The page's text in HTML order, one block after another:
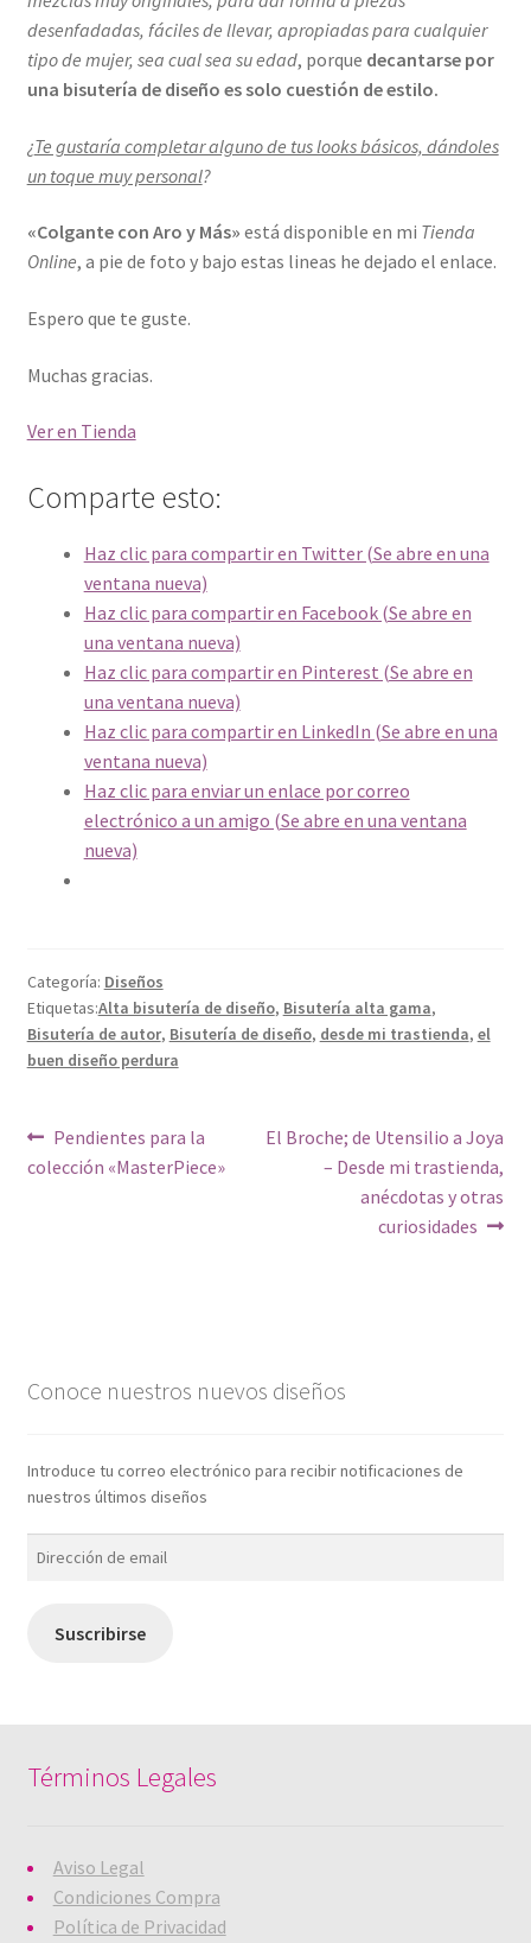
desenfadadas, fáciles de llevar, apropiadas para cualquier
tipo de mujer, sea cual sea su edad, porque decantarse por
una bisutería de diseño es solo cuestión de estilo.
¿Te gustaría completar alguno de tus looks básicos, dándoles
un toque muy personal?
«Colgante con Aro y Más» está disponible en mi Tienda
Online, a pie de foto y bajo estas lineas he dejado el enlace.
Espero que te guste.
Muchas gracias.
Ver en Tienda
Comparte esto:
Haz clic para compartir en Twitter (Se abre en una
ventana nueva)
Haz clic para compartir en Facebook (Se abre en
una ventana nueva)
Haz clic para compartir en Pinterest (Se abre en
una ventana nueva)
Haz clic para compartir en LinkedIn (Se abre en una
ventana nueva)
Haz clic para enviar un enlace por correo
electrónico a un amigo (Se abre en una ventana
nueva)
Categoría: Diseños
Etiquetas:Alta bisutería de diseño, Bisutería alta gama,
Bisutería de autor, Bisutería de diseño, desde mi trastienda, el
buen diseño perdura
Navegación
de
Anterior:
Pendientes para la
colección «MasterPiece»
Siguiente:
El Broche; de Utensilio a Joya
– Desde mi trastienda,
anécdotas y otras
curiosidades
Conoce nuestros nuevos diseños
Introduce tu correo electrónico para recibir notificaciones de
nuestros últimos diseños
Dirección
Suscribirse
Términos Legales
Aviso Legal
Condiciones Compra
Política de Privacidad